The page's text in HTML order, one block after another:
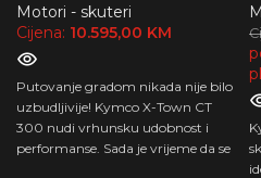
Motori - skuteri
Cijena: 10.595,00 KM
Putovanje gradom nikada nije bilo
uzbudljivije! Kymco X-Town CT
300 nudi vrhunsku udobnost i
performanse. Sada je vrijeme da se